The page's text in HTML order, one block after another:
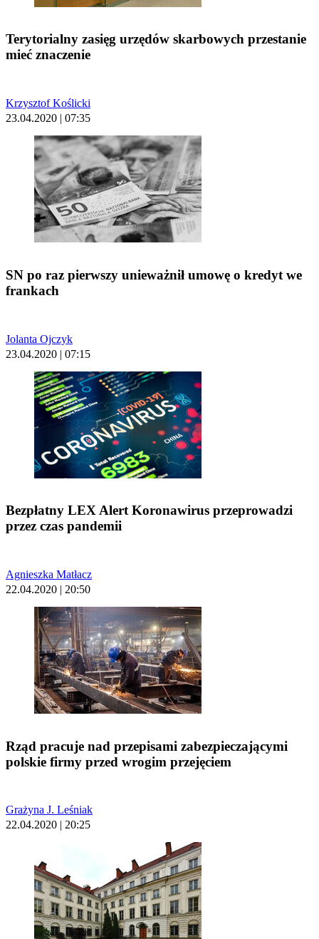
Terytorialny zasięg urzędów skarbowych przestanie
mieć znaczenie
Krzysztof Koślicki
23.04.2020 | 07:35
SN po raz pierwszy unieważnił umowę o kredyt we
frankach
Jolanta Ojczyk
23.04.2020 | 07:15
Bezpłatny LEX Alert Koronawirus przeprowadzi
przez czas pandemii
Agnieszka Matłacz
22.04.2020 | 20:50
Rząd pracuje nad przepisami zabezpieczającymi
polskie firmy przed wrogim przejęciem
Grażyna J. Leśniak
22.04.2020 | 20:25